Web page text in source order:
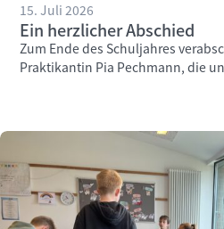
15. Juli 2026
Ein herzlicher Abschied
Zum Ende des Schuljahres
Praktikantin Pia Pechmann, die